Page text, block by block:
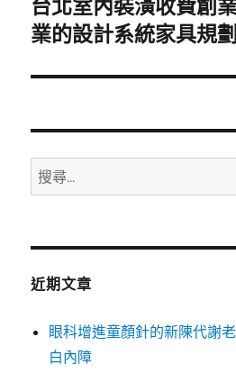
下
一
文
台北室內裝潢收費創
業的設計系統家具規劃
搜
尋
鍵
近期文章
眼科增進童顏針的新陳代謝
白內障